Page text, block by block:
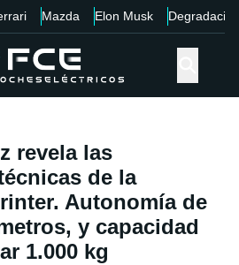
Mazda Elon Musk Degradación
revela las
de la
Autonomía de
y capacidad
1.000 kg